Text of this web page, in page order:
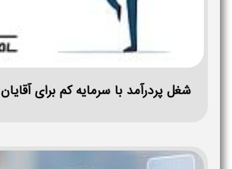
شغل پردرآمد با سرمایه کم برای آقایان